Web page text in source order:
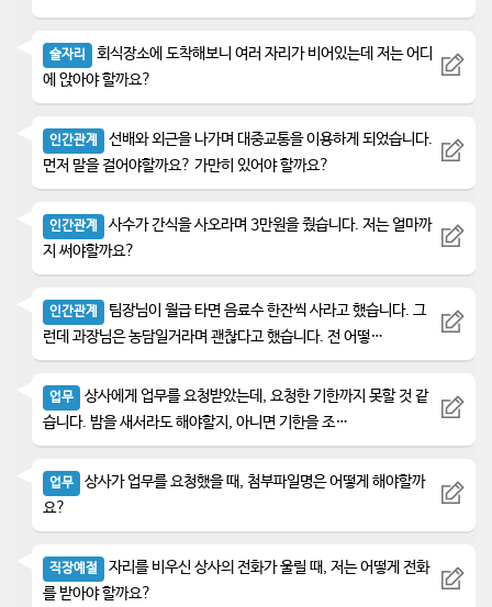
술자리
회식장소에 도착해보니 여러 자리가 비어있는데 저는 어디
에 앉아야 할까요?
인간관계
선배와 외근을 나가며 대중교통을 이용하게 되었습니다.
먼저 말을 걸어야할까요? 가만히 있어야 할까요?
인간관계
사수가 간식을 사오라며 3만원을 줬습니다. 저는 얼마까
지 써야할까요?
인간관계
팀장님이 월급 타면 음료수 한잔씩 사라고 했습니다. 그
런데 과장님은 농담일거라며 괜찮다고 했습니다. 전 어떻…
업무
상사에게 업무를 요청받았는데, 요청한 기한까지 못할 것 같
습니다. 밤을 새서라도 해야할지, 아니면 기한을 조…
업무
상사가 업무를 요청했을 때, 첨부파일명은 어떻게 해야할까
요?
직장예절
자리를 비우신 상사의 전화가 울릴 때, 저는 어떻게 전화
를 받아야 할까요?